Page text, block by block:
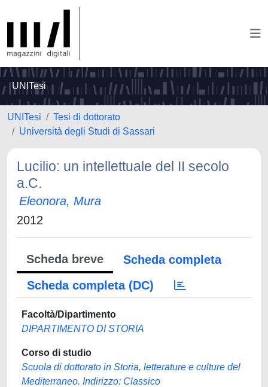
UNITesi
UNITesi
Tesi di dottorato
Università degli Studi di Sassari
Lucilio: un intellettuale del II secolo
a.C.
Eleonora, Mura
2012
Scheda breve
Scheda completa
Scheda completa (DC)
Facoltà/Dipartimento
DIPARTIMENTO DI STORIA
Corso di studio
Scuola di dottorato in Storia, letterature e culture del
Mediterraneo. Indirizzo: Classico